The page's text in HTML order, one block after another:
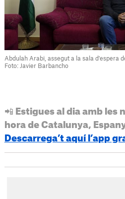
Abdulah Arabi, assegut a la sala d'espera
Foto: Javier Barbancho
📲 Estigues al dia amb les
hora de Catalunya,
Descarrega’t aquí l’app